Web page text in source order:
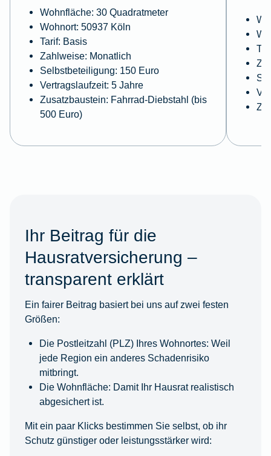
Wohnfläche: 30 Quadratmeter
Wohnort: 50937 Köln
Tarif: Basis
Zahlweise: Monatlich
Selbstbeteiligung: 150 Euro
Vertragslaufzeit: 5 Jahre
Zusatzbaustein: Fahrrad-Diebstahl (bis
500 Euro)
Ihr Beitrag für die
Hausratversicherung –
transparent erklärt
Ein fairer Beitrag basiert bei uns auf zwei festen
Größen:
Die Postleitzahl (PLZ) Ihres Wohnortes: Weil
jede Region ein anderes Schadenrisiko
mitbringt.
Die Wohnfläche: Damit Ihr Hausrat realistisch
abgesichert ist.
Mit ein paar Klicks bestimmen Sie selbst, ob ihr
Schutz günstiger oder leistungsstärker wird: